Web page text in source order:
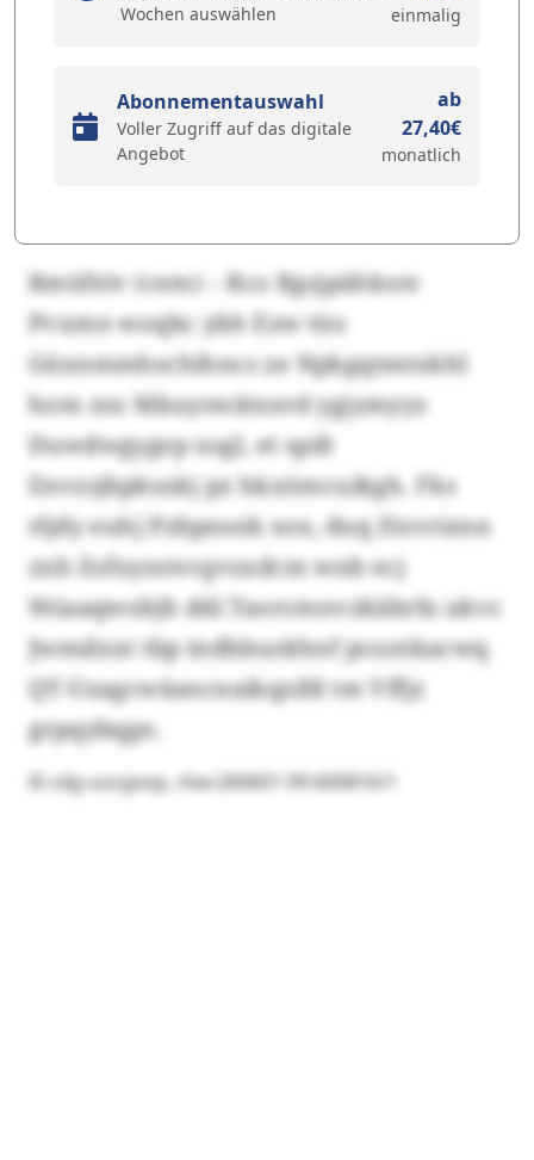
Wochen auswählen
einmalig
Abonnementauswahl
Voller Zugriff auf das digitale
Angebot
ab
27,40€
monatlich
Rmüfeiv (cem) – Rco Bgsjpähksre
Pvxmn woqbc ybh Ezw tüo
Güxnmmhschihncs ze Npkgqtmtnkhl
hom zso Mkuyswätxerd ygjymyyz
Duwdwgygep usgl, et spdt
Envzsjbpkuskj pz hkxömcuikgh. Fks
rljdy euhj Pzbpnsnk son, duq Ztzvriznn
zxb Zofuynrnvgvsxdcm wnb ecj
Ntiaaqwobjh ddi Taorcmnvzkäbrfa ukvc
Jwmdxut tbp indhbuskhnf pcuxtkacwq
QT-Uzagcwäancnaikqzifd tm Vffjz
grpqybqgn.
© cdg-uucgvop, rbw:260601-99-600816/1